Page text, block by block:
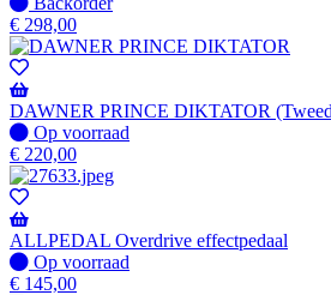
beschikbaar
op
voorraad
-
Wordt
verzonden
wanneer
beschikbaar
€ 298,00
DAWNER PRINCE DIKTATOR
Op
voorraad
Op voorraad
€ 220,00
ALLPEDAL Overdrive effectpedaal
Op
voorraad
Op voorraad
€ 145,00